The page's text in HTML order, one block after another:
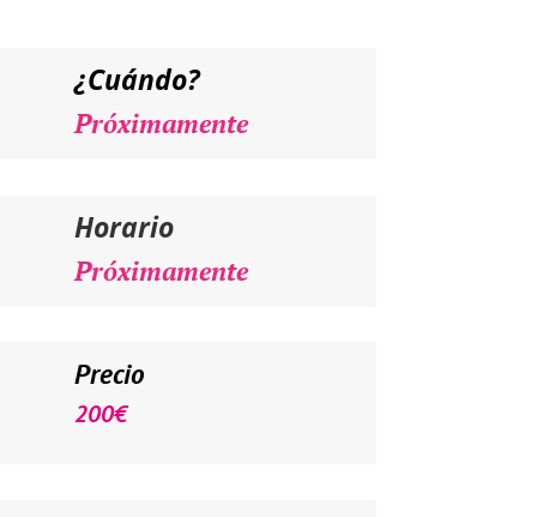
¿Cuándo?
Próximamente
Horario
Próximamente
Precio
200€